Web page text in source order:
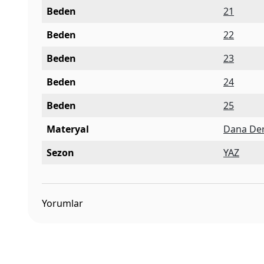
Beden
21
Beden
22
Beden
23
Beden
24
Beden
25
Materyal
Dana
Sezon
YAZ
Yorumlar